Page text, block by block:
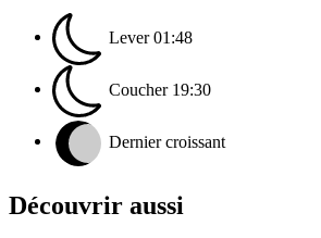
Lever 01:48
Coucher 19:30
Dernier croissant
Découvrir aussi